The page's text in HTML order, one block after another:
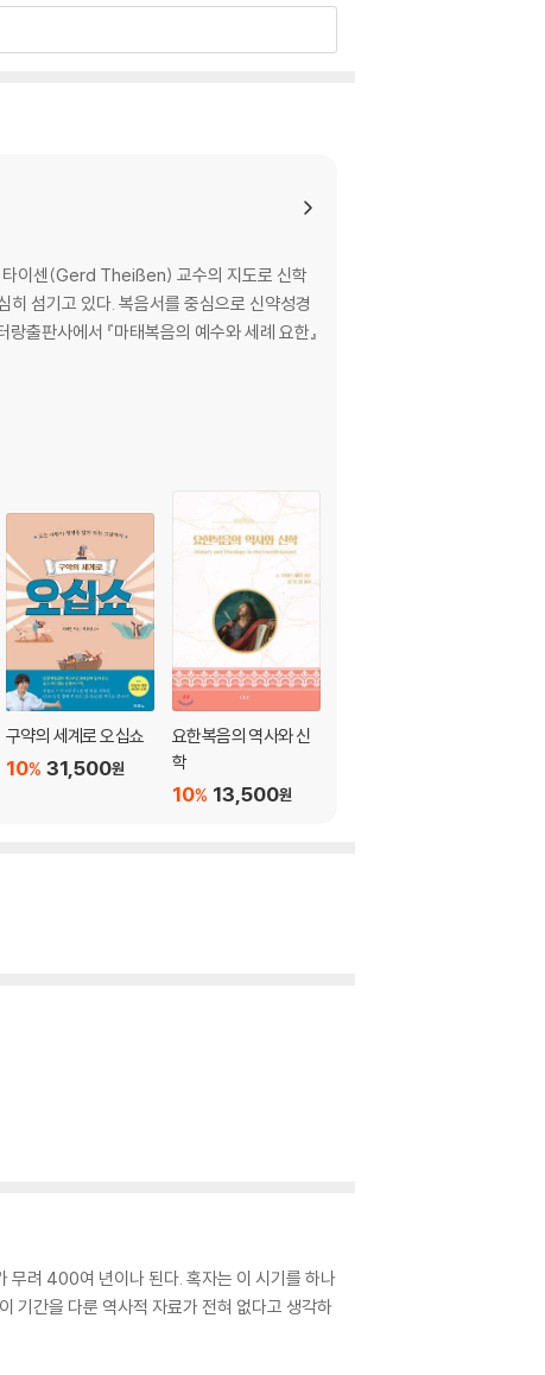
타이센(Gerd Theißen) 교수의 지도로 신학
섬기고 있다. 복음서를 중심으로 신약성경
출판사에서 『마태복음의 예수와 세례 요한』
구약의 세계로 오십쇼
31,500원
10%
요한복음의 역사와 신
학
13,500원
10%
무려 400여 년이나 된다. 혹자는 이 시기를 하나
기간을 다룬 역사적 자료가 전혀 없다고 생각하